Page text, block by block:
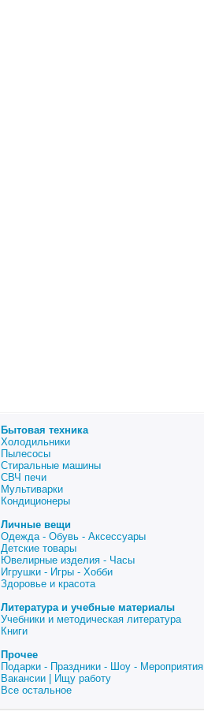
Бытовая техника
Холодильники
Пылесосы
Стиральные машины
СВЧ печи
Мультиварки
Кондиционеры
Личные вещи
Одежда - Обувь - Аксессуары
Детские товары
Ювелирные изделия - Часы
Игрушки - Игры - Хобби
Здоровье и красота
Литература и учебные материалы
Учебники и методическая литература
Книги
Прочее
Подарки - Праздники - Шоу - Мероприятия
Вакансии | Ищу работу
Все остальное